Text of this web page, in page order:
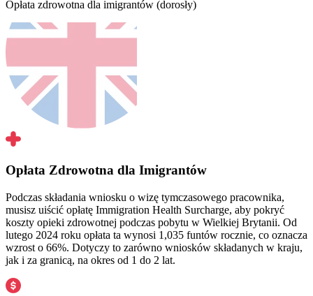
Opłata zdrowotna dla imigrantów (dorosły)
Opłata Zdrowotna dla Imigrantów
Podczas składania wniosku o wizę tymczasowego pracownika,
musisz uiścić opłatę Immigration Health Surcharge, aby pokryć
koszty opieki zdrowotnej podczas pobytu w Wielkiej Brytanii. Od
lutego 2024 roku opłata ta wynosi 1,035 funtów rocznie, co oznacza
wzrost o 66%. Dotyczy to zarówno wniosków składanych w kraju,
jak i za granicą, na okres od 1 do 2 lat.